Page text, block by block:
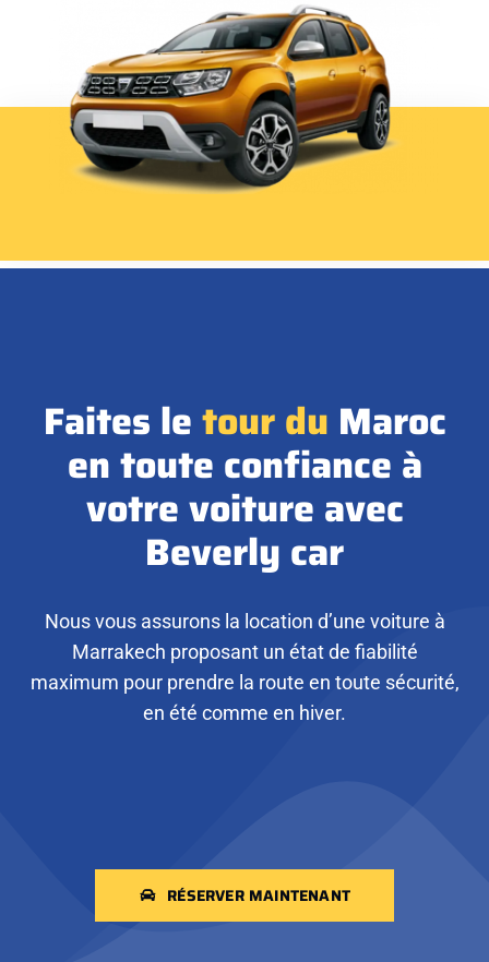
Faites letourdu Maroc
en toute confiance à
votre voiture avec
Beverly car
Nous vous assurons la location d’une voiture à
Marrakech proposant un état de fiabilité
maximum pour prendre la route en toute sécurité,
en été comme en hiver.
RÉSERVER MAINTENANT